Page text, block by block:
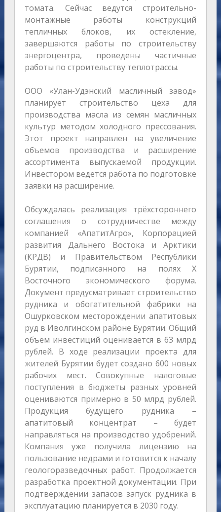
томата. Сейчас ведутся строительно-
монтажные работы конструкций
тепличных блоков, их остекление,
завершаются работы по строительству
энергоцентра, проведены частичные
работы по строительству теплотрассы.
ООО «Улан-Удэнский масличный завод»
планирует строительство цеха для
производства масла из семян масличных
культур методом холодного прессования.
Этот проект направлен на увеличение
объемов производства и расширение
ассортимента выпускаемой продукции.
Инвестором ведется работа по подготовке
заявки на расширение.
Обсуждалась реализация трёхстороннего
соглашения о сотрудничестве между
компанией «АпатитАгро», Корпорацией
развития Дальнего Востока и Арктики
(КРДВ) и Правительством Республики
Бурятии, подписанного на полях Х
Восточного экономического форума.
Документ предусматривает строительство
рудника и обогатительной фабрики на
Ошурковском месторождении апатитовых
руд в Иволгинском районе Бурятии. Общий
объём инвестиций оценивается в 63 млрд
рублей. В ходе реализации проекта для
жителей Бурятии будет создано 600 новых
рабочих мест. Совокупные налоговые
поступления в бюджеты разных уровней
оцениваются примерно в 50 млрд рублей.
Продукция будущего рудника –
апатитовый концентрат – будет
направляться на производство удобрений.
Компания уже получила лицензию на
пользование недрами и готовится к началу
геологоразведочных работ. Продолжается
разработка проектной документации. При
подтверждении запасов запуск рудника в
эксплуатацию планируется в 2030 году.